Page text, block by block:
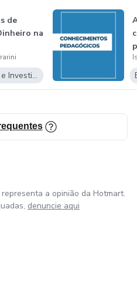
de
na
Finanças e Investimentos
a opinião da Hotmart.
denuncie aqui